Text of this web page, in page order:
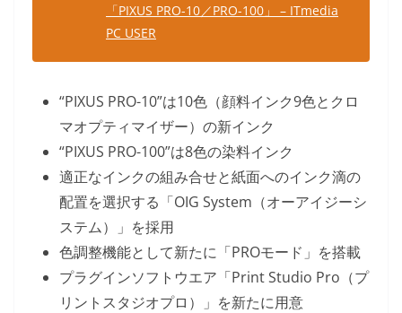
「PIXUS PRO-10／PRO-100」 – ITmedia
PC USER
“PIXUS PRO-10”は10色（顔料インク9色とクロ
マオプティマイザー）の新インク
“PIXUS PRO-100”は8色の染料インク
適正なインクの組み合せと紙面へのインク滴の
配置を選択する「OIG System（オーアイジーシ
ステム）」を採用
色調整機能として新たに「PROモード」を搭載
プラグインソフトウエア「Print Studio Pro（プ
リントスタジオプロ）」を新たに用意